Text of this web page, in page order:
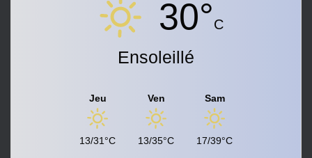
30°C
Ensoleillé
Jeu
13/31°C
Ven
13/35°C
Sam
17/39°C